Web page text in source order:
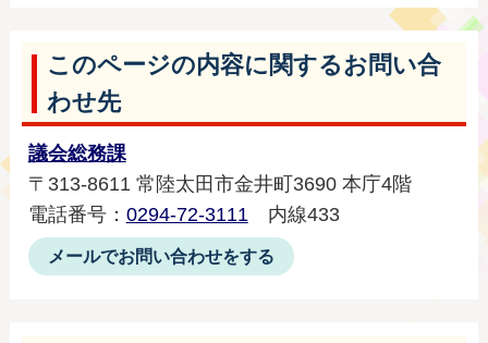
このページの内容に関するお問い合
わせ先
議会総務課
〒313-8611 常陸太田市金井町3690 本庁4階
電話番号： 0294-72-3111 内線433
メールでお問い合わせをする